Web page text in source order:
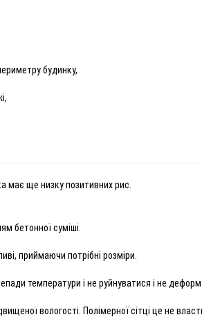
будинку,
має ще низку позитивних рис.
бетонної суміші.
приймаючи потрібні розміри.
температури і не руйнуватися і не
вологості. Полімерної сітці це не